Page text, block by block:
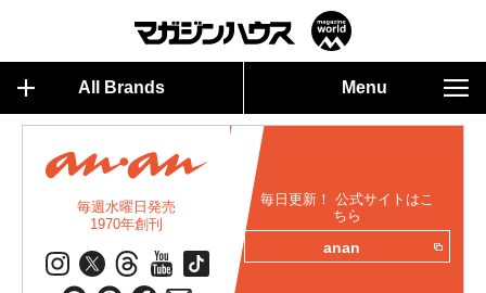
All Brands Menu
毎週水曜日発売
1970年創刊
毎日更新！ 公式サイトはこ
ちら
anan